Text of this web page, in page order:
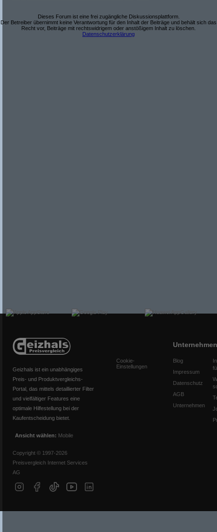
Dieses Forum ist eine frei zugängliche Diskussionsplattform.
Der Betreiber übernimmt keine Verantwortung für den Inhalt der Beiträge und behält sich das
Recht vor, Beiträge mit rechtswidrigem oder anstößigem Inhalt zu löschen.
Datenschutzerklärung
Geizhals ist ein unabhängiges
Preis- und Produktvergleichs-
Portal, das mittels detaillierter Filter
und vielfältiger Features eine
optimale Hilfestellung bei der
Kaufentscheidung bietet.
Ansicht wählen: Mobile
Copyright © 1997-2026
Preisvergleich Internet Services
AG
Cookie-
Einstellungen
Unternehmen
Blog
Impressum
Datenschutz
AGB
Unternehmen